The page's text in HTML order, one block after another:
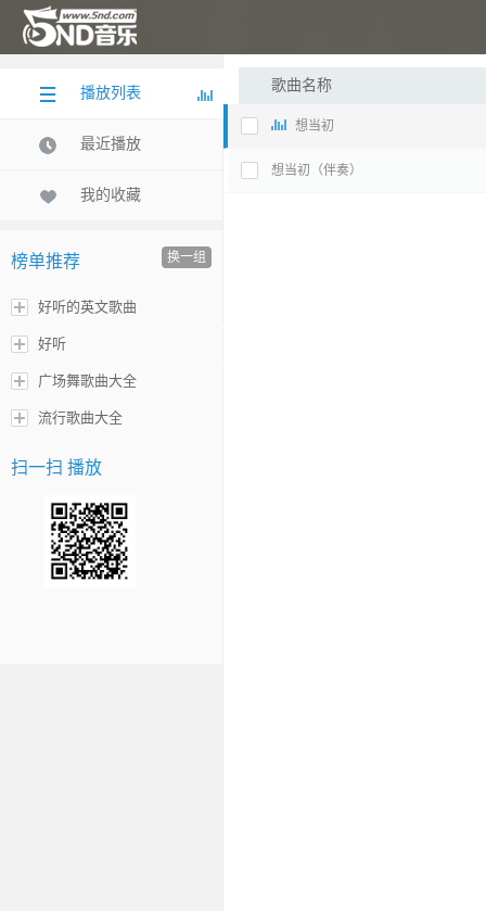
播放列表
最近播放
我的收藏
榜单推荐 换一组
好听的英文歌曲
好听
广场舞歌曲大全
流行歌曲大全
扫一扫 播放
歌曲名称
想当初
想当初（伴奏）